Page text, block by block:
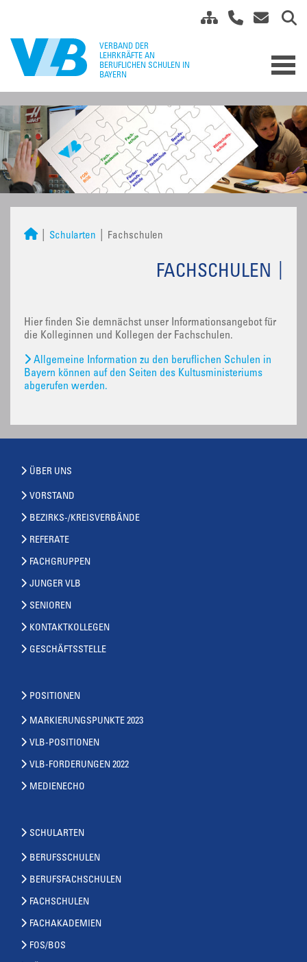
Schularten Fachschulen
FACHSCHULEN
Hier finden Sie demnächst unser Informationsangebot für
die Kolleginnen und Kollegen der Fachschulen.
Allgemeine Information zu den beruflichen Schulen in
Bayern können auf den Seiten des Kultusministeriums
abgerufen werden.
ÜBER UNS
VORSTAND
BEZIRKS-/KREISVERBÄNDE
REFERATE
FACHGRUPPEN
JUNGER VLB
SENIOREN
KONTAKTKOLLEGEN
GESCHÄFTSSTELLE
POSITIONEN
MARKIERUNGSPUNKTE 2023
VLB-POSITIONEN
VLB-FORDERUNGEN 2022
MEDIENECHO
SCHULARTEN
BERUFSSCHULEN
BERUFSFACHSCHULEN
FACHSCHULEN
FACHAKADEMIEN
FOS/BOS